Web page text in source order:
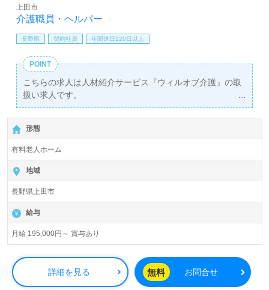
介護職員・ヘルパー
上田市
長野県 契約社員 年間休日120日以上
POINT
こちらの求人は人材紹介サービス『ウィルオブ介護』の取
扱い求人です。
詳細に関してお気軽にご相談ください♪
【無料】で皆さんの転職活動をサポートいたします。
形態
有料老人ホーム
地域
長野県上田市
給与
月給 195,000円～ 賞与あり
詳細を見る 無料 お問合せ